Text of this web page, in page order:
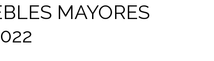
MAYORES